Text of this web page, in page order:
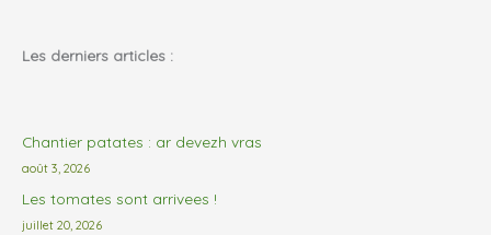
Les derniers articles :
Chantier patates : ar devezh vras
août 3, 2026
Les tomates sont arrivees !
juillet 20, 2026